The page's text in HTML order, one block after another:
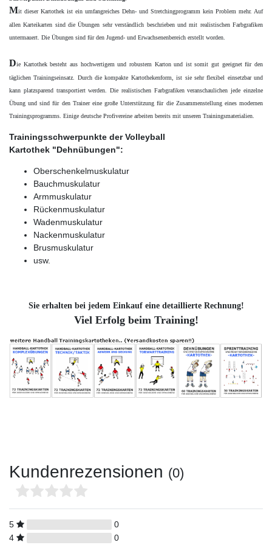
Mit dieser Kartothek ist ein umfangreiches Dehn- und Stretchingprogramm kein Problem mehr. Auf
allen Karteikarten sind die Übungen sehr verständlich beschrieben und mit realistischen Farbgrafiken
untermauert. Die Übungen sind für den Jugend- und Erwachsenenbereich erstellt worden.
Die Kartothek besteht aus hochwertigem und robustem Karton und ist somit gut geeignet für den
täglichen Trainingseinsatz. Durch die kompakte Kartothekenform, ist sie sehr flexibel einsetzbar und
kann platzsparend transportiert werden. Die realistischen Farbgrafiken veranschaulichen jede einzelne
Übung und sind für den Trainer eine große Unterstützung für die Zusammenstellung eines modernen
Trainingsprogramms. Einige deutsche Profivereine arbeiten bereits mit unseren Trainingsmaterialien.
Trainingsschwerpunkte der Volleyball
Kartothek "Dehnübungen":
Oberschenkelmuskulatur
Bauchmuskulatur
Armmuskulatur
Rückenmuskulatur
Wadenmuskulatur
Nackenmuskulatur
Brusmuskulatur
usw.
Sie erhalten bei jedem Einkauf eine detaillierte Rechnung!
Viel Erfolg beim Training!
Kundenrezensionen (0)
5
0
4
0